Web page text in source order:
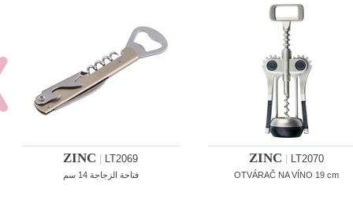
ZINC LT2069
فتاحة الزجاجة 14 سم
ZINC LT2070
OTVÁRAČ NA VÍNO 19 cm